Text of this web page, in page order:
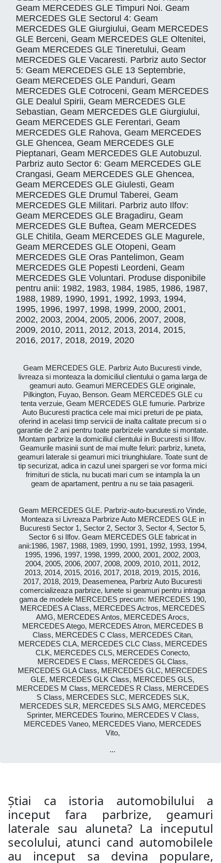
Geam MERCEDES GLE Timpuri Noi. Geam
MERCEDES GLE Sectorul 4: Geam
MERCEDES GLE Giurgiului, Geam MERCEDES
GLE Berceni, Geam MERCEDES GLE Oltenitei,
Geam MERCEDES GLE Tineretului, Geam
MERCEDES GLE Vacaresti. Parbriz auto Sector
5: Geam MERCEDES GLE 13 Septembrie,
Geam MERCEDES GLE Panduri, Geam
MERCEDES GLE Cotroceni, Geam MERCEDES
GLE Dealul Spirii, Geam MERCEDES GLE
Sebastian, Geam MERCEDES GLE Giurgiului,
Geam MERCEDES GLE Ferentari, Geam
MERCEDES GLE Rahova, Geam MERCEDES
GLE Ghencea, Geam MERCEDES GLE
Pieptanari, Geam MERCEDES GLE Autobuzul.
Parbriz auto Sector 6: Geam MERCEDES GLE
Crangasi, Geam MERCEDES GLE Ghencea,
Geam MERCEDES GLE Giulesti, Geam
MERCEDES GLE Drumul Taberei, Geam
MERCEDES GLE Militari. Parbriz auto Ilfov:
Geam MERCEDES GLE Bragadiru, Geam
MERCEDES GLE Buftea, Geam MERCEDES
GLE Chitila, Geam MERCEDES GLE Magurele,
Geam MERCEDES GLE Otopeni, Geam
MERCEDES GLE Oras Pantelimon, Geam
MERCEDES GLE Popesti Leordeni, Geam
MERCEDES GLE Voluntari. Produse disponibile
pentru anii: 1982, 1983, 1984, 1985, 1986, 1987,
1988, 1989, 1990, 1991, 1992, 1993, 1994,
1995, 1996, 1997, 1998, 1999, 2000, 2001,
2002, 2003, 2004, 2005, 2006, 2007, 2008,
2009, 2010, 2011, 2012, 2013, 2014, 2015,
2016, 2017, 2018, 2019, 2020
Geam MERCEDES GLE. Parbriz Auto Bucuresti vinde,
livreaza si monteaza la domiciliul clientului o gama larga de
geamuri auto. Geamuri MERCEDES GLE originale,
Pilkington, Fuyao, Benson. Geam MERCEDES GLE cu
tenta verzuie, Geam MERCEDES GLE fumurie. Parbrize
Auto Bucuresti practica cele mai mici preturi de pe piata,
oferind in acelasi timp servicii de inalta calitate precum si o
garantie de 2 ani pentru toate parbrizele vandute si montate.
Montam parbrize la domiciliul clientului in Bucuresti si Ilfov.
Geamurile masinii sunt de mai multe feluri: parbriz, luneta,
geamuri laterale si geamuri mici triunghiulare. Toate sunt de
tip securizat, adica in cazul unei spargeri se vor forma mici
frimituri de sticla, nu bucati mari cum se intampla la un
geam de apartament, pentru a nu se taia pasagerii.
Geam MERCEDES GLE. Parbriz-auto-bucuresti.ro Vinde,
Monteaza si Livreaza Parbrize Auto MERCEDES GLE in
Bucuresti Sector 1, Sector 2, Sector 3, Sector 4, Sector 5,
Sector 6 si Ilfov. Geam MERCEDES GLE fabricat in
anii:1986, 1987, 1988, 1989, 1990, 1991, 1992, 1993, 1994,
1995, 1996, 1997, 1998, 1999, 2000, 2001, 2002, 2003,
2004, 2005, 2006, 2007, 2008, 2009, 2010, 2011, 2012,
2013, 2014, 2015, 2016, 2017, 2018, 2019, 2015, 2016,
2017, 2018, 2019, Deasemenea, Parbriz Auto Bucuresti
comercializeaza parbrize, lunete si geamuri pentru intraga
gama de modele MERCEDES precum: MERCEDES 190,
MERCEDES A Class, MERCEDES Actros, MERCEDES
AMG, MERCEDES Antos, MERCEDES Arocs,
MERCEDES Atego, MERCEDES Atron, MERCEDES B
Class, MERCEDES C Class, MERCEDES Citan,
MERCEDES CLA, MERCEDES CLC Class, MERCEDES
CLK, MERCEDES CLS, MERCEDES Conecto,
MERCEDES E Class, MERCEDES GL Class,
MERCEDES GLA Class, MERCEDES GLC, MERCEDES
GLE, MERCEDES GLK Class, MERCEDES GLS,
MERCEDES M Class, MERCEDES R Class, MERCEDES
S Class, MERCEDES SLC, MERCEDES SLK,
MERCEDES SLR, MERCEDES SLS AMG, MERCEDES
Sprinter, MERCEDES Tourino, MERCEDES V Class,
MERCEDES Vaneo, MERCEDES Viano, MERCEDES
Vito,
...
Știai ca istoria automobilului a
inceput fara parbrize, geamuri
laterale sau aluneta? La inceputul
secolului, atunci cand automobilele
au inceput sa devina populare,